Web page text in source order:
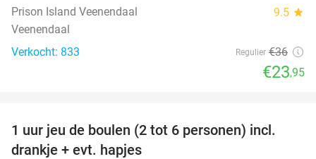
Prison Island Veenendaal 9.5 star
Veenendaal
Verkocht: 833
Regulier €36
€23,95
47%
1 uur jeu de boulen (2 tot 6 personen) incl.
drankje + evt. hapjes